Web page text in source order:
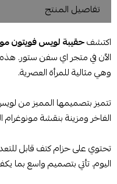
تفاصيل المنتج
اكتشفحقيبة لويس فويتون
الآن في متجر اي سفن ستور. هذه
وهي مثالية للمرأة العصرية.
تتميز بتصميمها المميز من
الفاخر ومزينة بنقشة مونوغرام
تحتوي على حزام كتف قابل
اليوم. تأتي بتصميم واسع بما